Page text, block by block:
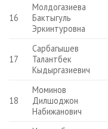
16
Молдогазиева
Бактыгуль
Эркинтуровна
17
Сарбагышев
Талантбек
Кыдыргазиевич
18
Моминов
Дилшоджон
Набижанович